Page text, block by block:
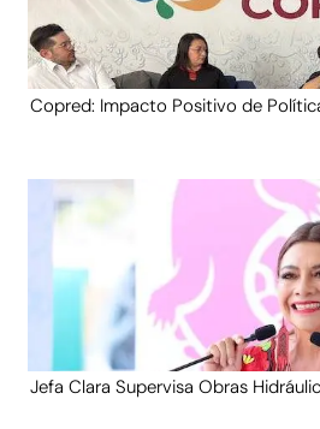
Copred: Impacto Positivo de
Jefa Clara Supervisa Obras